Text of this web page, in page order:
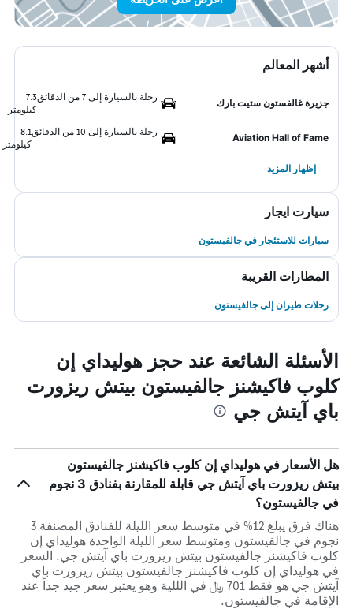
أشهر المعالم
جزيرة غالفستون ستيت بارك
رحلة بالسيارة إلى 7 من الدقائق
7.3
كيلومتر
Aviation Hall of Fame
رحلة بالسيارة إلى 10 من الدقائق
8.1
كيلومتر
إظهار المزيد
سيارت ايجار
سيارات للاستئجار في جالفيستون
المطارات القريبة
رحلات طيران إلى جالفيستون
الأسئلة الشائعة عند حجز هوليداي إن
كلوب فاكيشنز جالفيستون بيتش ريزورت
باي آيتش جي
هل الأسعار في هوليداي إن كلوب فاكيشنز جالفيستون
بيتش ريزورت باي آيتش جي قابلة للمقارنة بفنادق 3 نجوم
في جالفيستون؟
هناك فرق يبلغ 12% في متوسط ​​سعر الليلة للفنادق المصنفة 3
نجوم في جالفيستون ومتوسط ​​سعر الليلة الواحدة هوليداي إن
كلوب فاكيشنز جالفيستون بيتش ريزورت باي آيتش جي. السعر
في هوليداي إن كلوب فاكيشنز جالفيستون بيتش ريزورت باي
آيتش جي هو فقط 701 ﷼ في الللية وهو يعتبر سعر جيد جداً عند
الإقامة في جالفيستون.